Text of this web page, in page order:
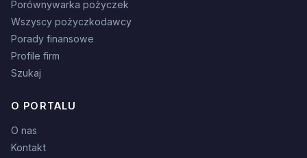
Porównywarka pożyczek
Wszyscy pożyczkodawcy
Porady finansowe
Profile firm
Szukaj
O PORTALU
O nas
Kontakt